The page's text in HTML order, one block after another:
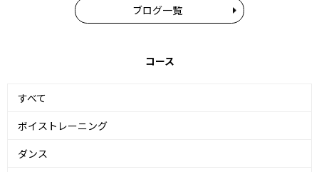
ブログ一覧
コース
すべて
ボイストレーニング
ダンス